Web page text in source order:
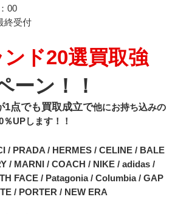
00
終受付
ンド20選買取強
ーン！！
1点でも買取成立で他にお持ち込みの
UPします！！
/ PRADA / HERMES / CELINE / BALE
/ MARNI / COACH / NIKE / adidas /
/ PORTER / NEW ERA